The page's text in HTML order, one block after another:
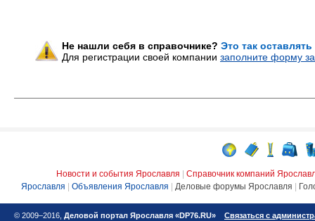
Не нашли себя в справочнике? Это так
Для регистрации своей компании заполните форму
Новости и события Ярославля
Справочник компаний
Ярославля
Объявления Ярославля Деловые форумы Ярославля
© 2009–2016, Деловой портал Ярославля «DP76.RU»
Связаться с